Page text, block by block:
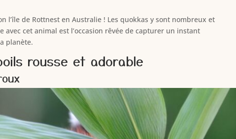
l’île de Rottnest en Australie ! Les quokkas y sont nombreux et
avec cet animal est l’occasion rêvée de capturer un instant
planète.
rousse et adorable